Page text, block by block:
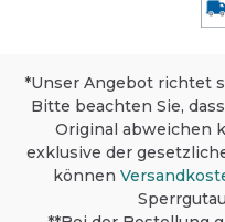
*Unser Angebot richtet
Bitte beachten Sie,
Original abweichen
exklusive der
können